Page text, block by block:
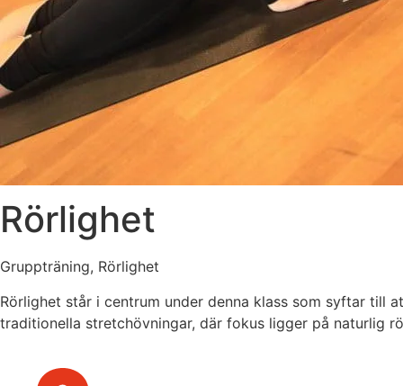
Rörlighet
Gruppträning, Rörlighet
Rörlighet står i centrum under denna klass som syftar till
traditionella stretchövningar, där fokus ligger på naturlig
ditt besök.
Om du nekar
kommer viss
funktionalitet
att försvinna
från
Marknadsföring
Genom att dela
intressen och ditt
surfar ökar du
chansen att få se
och erbjudanden.